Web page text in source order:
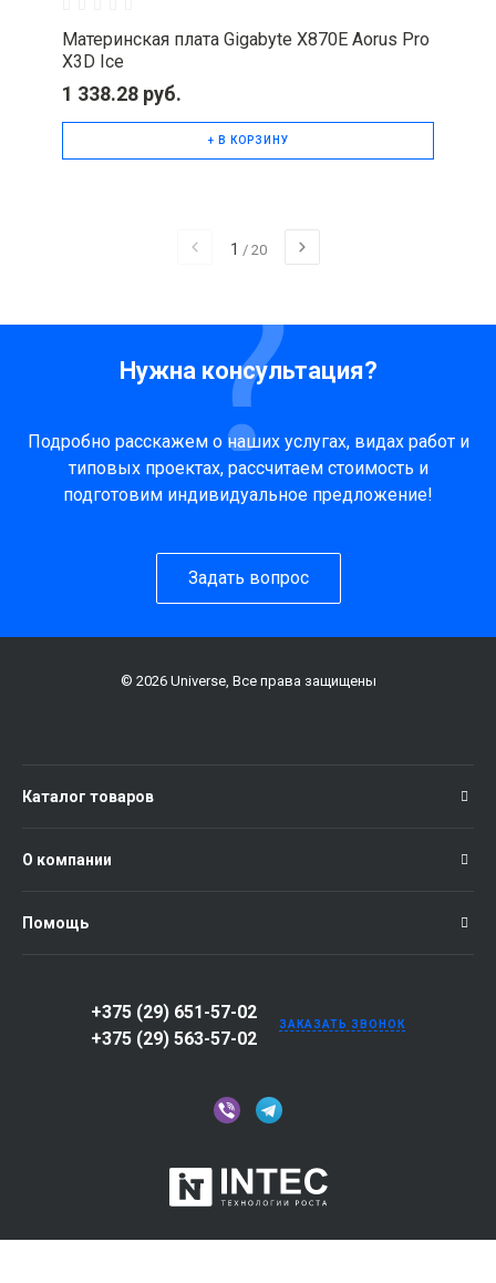
Материнская плата Gigabyte X870E Aorus Pro
X3D Ice
1 338.28 руб.
+ В КОРЗИНУ
1 / 20
Нужна консультация?
Подробно расскажем о наших услугах, видах работ и
типовых проектах, рассчитаем стоимость и
подготовим индивидуальное предложение!
Задать вопрос
© 2026 Universe, Все права защищены
Каталог товаров
О компании
Помощь
+375 (29) 651-57-02
+375 (29) 563-57-02
ЗАКАЗАТЬ ЗВОНОК